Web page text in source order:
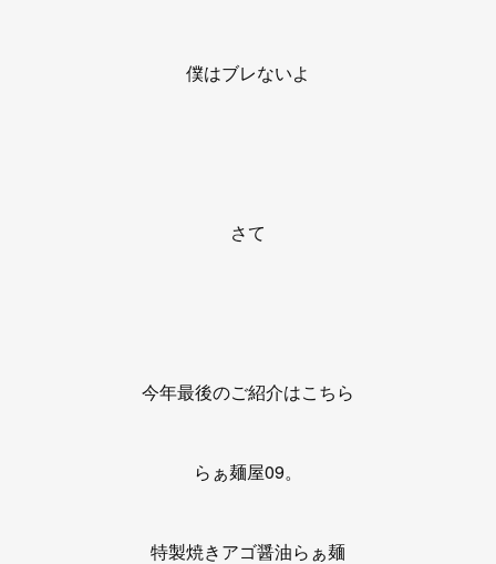
僕はブレないよ
さて
今年最後のご紹介はこちら
らぁ麺屋09。
特製焼きアゴ醤油らぁ麺